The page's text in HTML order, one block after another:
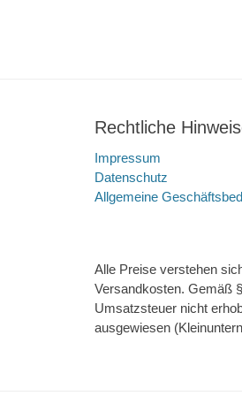
Rechtliche
Impressum
Datenschutz
Allgemeine
Alle Preise verstehen
Versandkosten. Gemäß
Umsatzsteuer nicht
ausgewiesen